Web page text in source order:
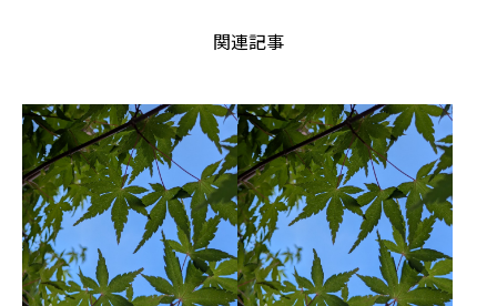
関連記事